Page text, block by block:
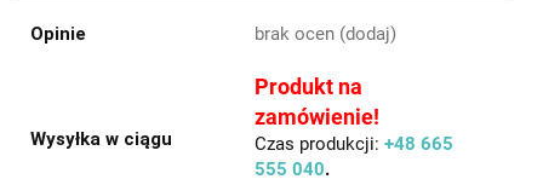
Opinie brak ocen (dodaj)
Wysyłka w ciągu
Produkt na
zamówienie!
Czas produkcji: +48 665
555 040.